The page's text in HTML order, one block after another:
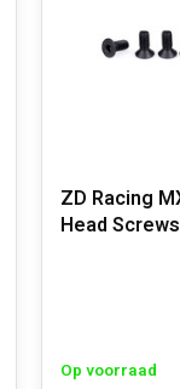
ZD Racing
Head
Op voorraad